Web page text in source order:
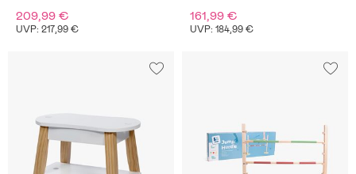
209,99 €
UVP: 217,99 €
161,99 €
UVP: 184,99 €